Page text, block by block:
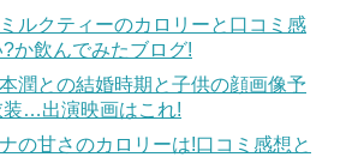
ルクティーのカロリーと口コミ感
か飲んでみたブログ!
潤との結婚時期と子供の顔画像予
装…出演映画はこれ!
の甘さのカロリーは!口コミ感想と